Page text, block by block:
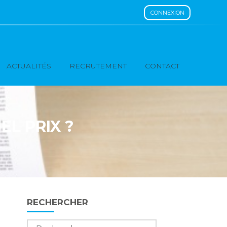
CONNEXION
ACTUALITÉS RECRUTEMENT CONTACT
PRIX ?
Blog
sidebar
RECHERCHER
Rechercher :